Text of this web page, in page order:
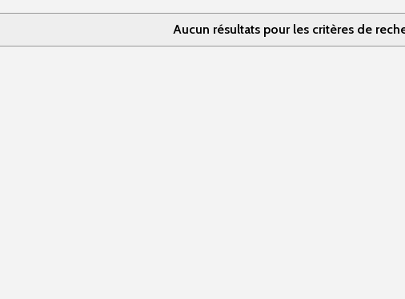
Aucun résultats pour les critères de